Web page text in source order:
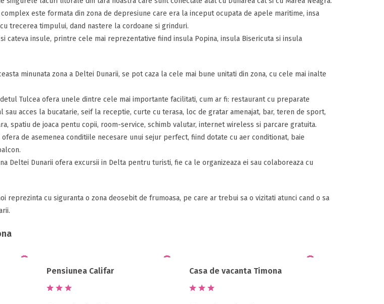
complex este formata din zona de depresiune care era la inceput ocupata de apele maritime, insa
trecerea timpului, dand nastere la cordoane si grinduri.
cateva insule, printre cele mai reprezentative fiind insula Popina, insula Bisericuta si insula
minunata zona a Deltei Dunarii, se pot caza la cele mai bune unitati din zona, cu cele mai inalte
Tulcea ofera unele dintre cele mai importante facilitati, cum ar fi: restaurant cu preparate
sau acces la bucatarie, seif la receptie, curte cu terasa, loc de gratar amenajat, bar, teren de sport,
spatiu de joaca pentu copii, room-service, schimb valutar, internet wireless si parcare gratuita.
de asemenea conditiile necesare unui sejur perfect, fiind dotate cu aer conditionat, baie
Deltei Dunarii ofera excursii in Delta pentru turisti, fie ca le organizeaza ei sau colaboreaza cu
reprezinta cu siguranta o zona deosebit de frumoasa, pe care ar trebui sa o vizitati atunci cand o sa
Pensiunea Califar Casa de vacanta Timona